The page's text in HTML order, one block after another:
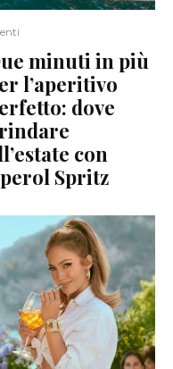
minuti in più
l’aperitivo
dove
con
Spritz